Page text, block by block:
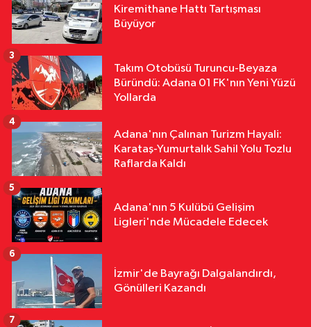
11:31Yumurtalık’ta Yollar,
Yerel Yönetimler
11:29Kozan’da Yaz Konserleri
Kiremithane Hattı Tartışması
Büyüyor
Takım Otobüsü Turuncu-Beyaza
Büründü: Adana 01 FK'nın Yeni Yüzü
Yollarda
3
Adana'nın Çalınan Turizm Hayali:
Karataş-Yumurtalık Sahil Yolu Tozlu
Raflarda Kaldı
4
Adana'nın 5 Kulübü Gelişim
Ligleri'nde Mücadele Edecek
5
İzmir'de Bayrağı Dalgalandırdı,
Gönülleri Kazandı
6
7